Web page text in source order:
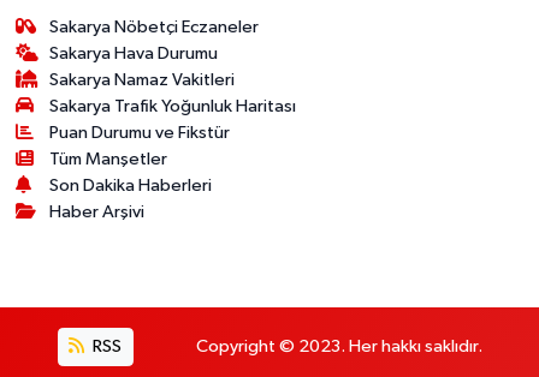
Sakarya Nöbetçi Eczaneler
Sakarya Hava Durumu
Sakarya Namaz Vakitleri
Sakarya Trafik Yoğunluk Haritası
Puan Durumu ve Fikstür
Tüm Manşetler
Son Dakika Haberleri
Haber Arşivi
RSS Copyright © 2023. Her hakkı saklıdır.